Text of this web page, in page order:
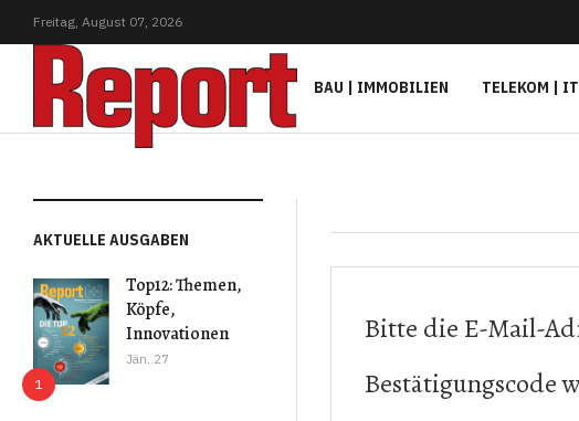
Freitag, August 07, 2026
BAU | IMMOBILIEN TELEKOM | IT
AKTUELLE AUSGABEN
Top12: Themen,
Köpfe,
Innovationen
Jän..27
Bitte die E-Mail-
Bestätigungscode